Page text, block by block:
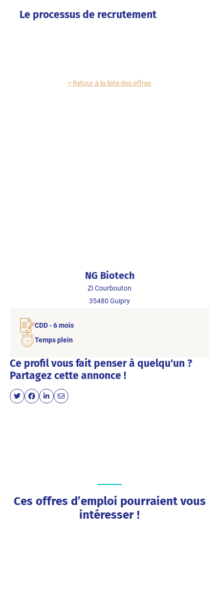
Le processus de recrutement
< Retour à la liste des offres
NG Biotech
ZI Courbouton
35480 Guipry
CDD - 6 mois
Temps plein
Ce profil vous fait penser à quelqu'un ?
Partagez cette annonce !
Ces offres d’emploi pourraient vous
intéresser !